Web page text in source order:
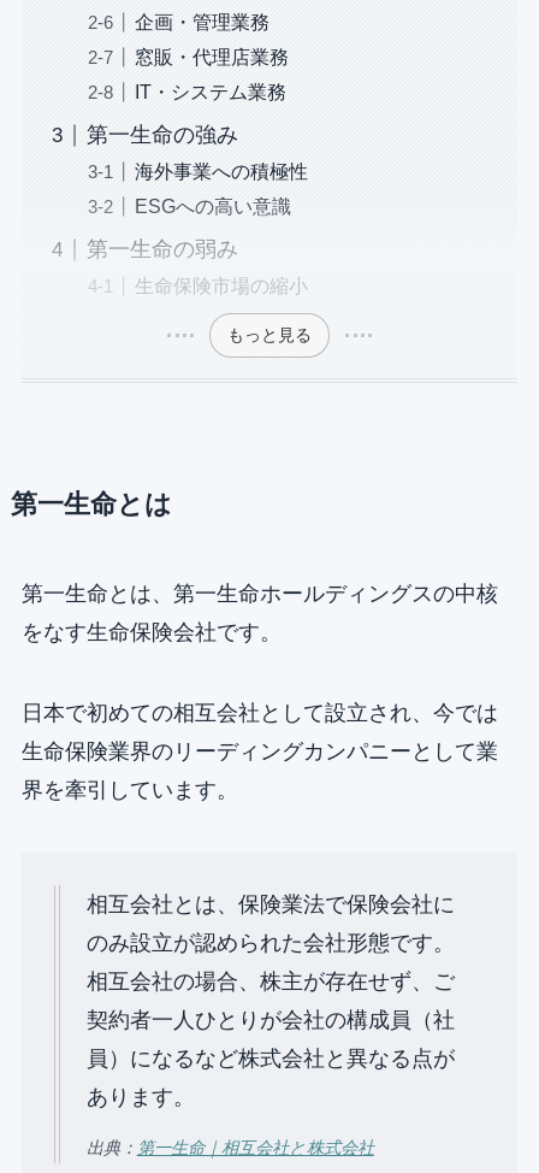
企画・管理業務
窓販・代理店業務
IT・システム業務
第一生命の強み
海外事業への積極性
ESGへの高い意識
第一生命の弱み
生命保険市場の縮小
もっと見る
第一生命とは
第一生命とは、第一生命ホールディングスの中核
をなす生命保険会社です。
日本で初めての相互会社として設立され、今では
生命保険業界のリーディングカンパニーとして業
界を牽引しています。
相互会社とは、保険業法で保険会社に
のみ設立が認められた会社形態です。
相互会社の場合、株主が存在せず、ご
契約者一人ひとりが会社の構成員（社
員）になるなど株式会社と異なる点が
あります。
出典： 第一生命｜相互会社と株式会社